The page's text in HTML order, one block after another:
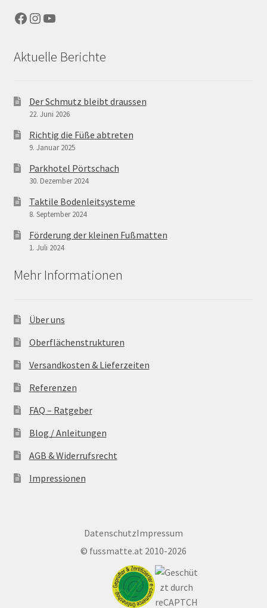
Facebook
Instagram
YouTube
Aktuelle Berichte
Der Schmutz bleibt draussen
22. Juni 2026
Richtig die Füße abtreten
9. Januar 2025
Parkhotel Pörtschach
30. Dezember 2024
Taktile Bodenleitsysteme
8. September 2024
Förderung der kleinen Fußmatten
1. Juli 2024
Mehr Informationen
Über uns
Oberflächenstrukturen
Versandkosten & Lieferzeiten
Referenzen
FAQ – Ratgeber
Blog / Anleitungen
AGB & Widerrufsrecht
Impressionen
DatenschutzImpressum
© fussmatte.at 2010-2026